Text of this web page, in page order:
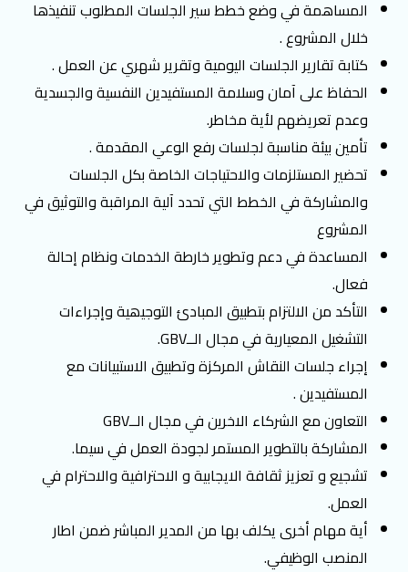
المساهمة في وضع خطط سير الجلسات المطلوب تنفيذها
خلال المشروع .
كتابة تقارير الجلسات اليومية وتقرير شهري عن العمل .
الحفاظ على آمان وسلامة المستفيدين النفسية والجسدية
وعدم تعريضهم لأية مخاطر.
تأمين بيئة مناسبة لجلسات رفع الوعي المقدمة .
تحضير المستلزمات والاحتياجات الخاصة بكل الجلسات
والمشاركة في الخطط التي تحدد آلية المراقبة والتوثيق في
المشروع
اﻟﻤﺴﺎﻋﺪة ﻓﻲ دﻋﻢ وﺗﻄﻮﯾﺮ ﺧﺎرطة اﻟﺨﺪﻣﺎت وﻧﻈﺎم إﺣﺎﻟﺔ
ﻓﻌﺎل.
اﻟﺘﺄﻛﺪ ﻣﻦ اﻻﻟﺘﺰام ﺑﺘﻄﺒﯿﻖ اﻟﻤﺒﺎدئ اﻟﺘﻮﺟﯿﮭﯿﺔ وإﺟﺮاءات
اﻟﺘﺸﻐﯿﻞ اﻟﻤﻌﯿﺎرﯾﺔ ﻓﻲ ﻣﺠﺎل الــGBV.
إﺟﺮاء جلسات النقاش المركزة وتطبيق الاستبيانات مع
المستفيدين .
اﻟﺘﻌﺎون ﻣﻊ اﻟﺸﺮﻛﺎء اﻻﺧﺮﯾﻦ ﻓﻲ ﻣﺠﺎل الــGBV
المشاركة بالتطوير المستمر لجودة العمل في سيما.
تشجيع و تعزيز ثقافة الايجابية و الاحترافية والاحترام في
العمل.
أية مهام أخرى يكلف بها من المدير المباشر ضمن اطار
المنصب الوظيفي.